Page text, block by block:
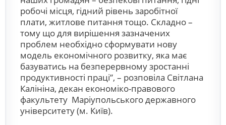
робочі місця, гідний рівень заробітної
плати, житлове питання тощо. Складно –
тому що для вирішення зазначених
проблем необхідно сформувати нову
модель економічного розвитку, яка має
базуватись на безперервному зростанні
продуктивності праці”, – розповіла Світлана
Калініна, декан економіко-правового
факультету Маріупольського державного
університету (м. Київ).